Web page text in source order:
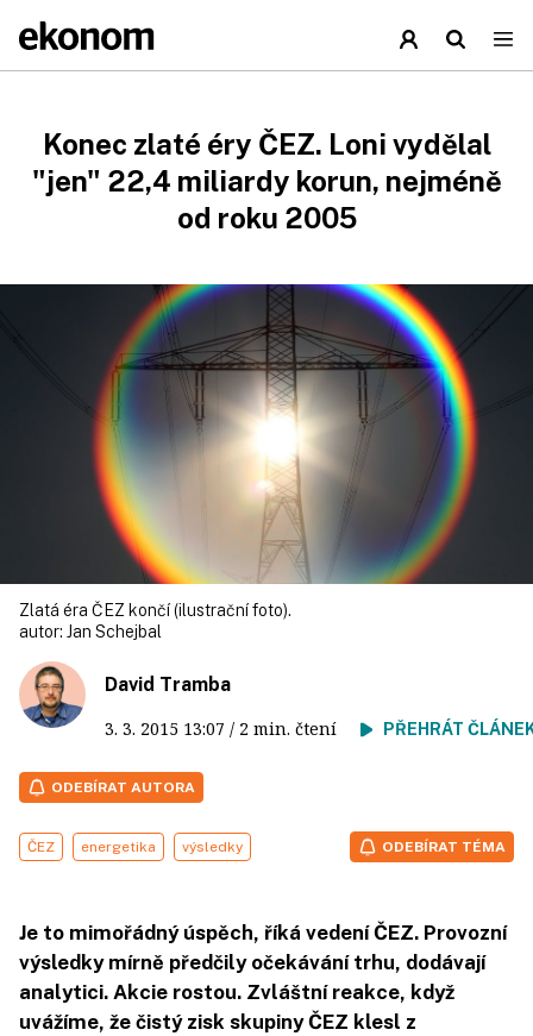
Konec zlaté éry ČEZ. Loni vydělal
"jen" 22,4 miliardy korun, nejméně
od roku 2005
Zlatá éra ČEZ končí (ilustrační foto).
autor: Jan Schejbal
David Tramba
3. 3. 2015 13:07 / 2 min. čtení PŘEHRÁT
ODEBÍRAT AUTORA
ČEZ energetika výsledky ODEBÍRAT TÉMA
Je to mimořádný úspěch, říká vedení ČEZ. Provozní
výsledky mírně předčily očekávání trhu, dodávají
analytici. Akcie rostou. Zvláštní reakce, když
uvážíme, že čistý zisk skupiny ČEZ klesl z